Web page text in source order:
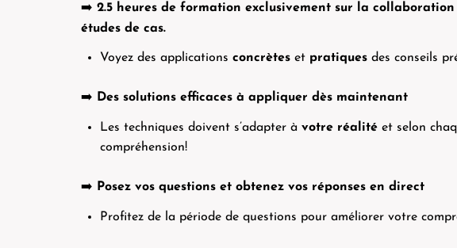
➡️ 2.5 heures de formation exclusivement sur la
études de cas.
Voyez des applications concrètes et pratiques des conseils
➡️ Des solutions efficaces à appliquer dès maintenant
Les techniques doivent s’adapter à votre réalité et selon
compréhension!
➡️ Posez vos questions et obtenez vos réponses en direct
Profitez de la période de questions pour améliorer votre